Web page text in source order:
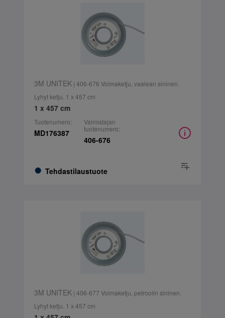
3M UNITEK| 406-676 Voimaketju, vaalean sininen.
Lyhyt ketju. 1 x 457 cm
1 x 457 cm
Tuotenumero:
MD176387
Tehdastilaustuote
Valmistajan
tuotenumero:
406-676
3M UNITEK| 406-677 Voimaketju, petroolin sininen.
Lyhyt ketju. 1 x 457 cm